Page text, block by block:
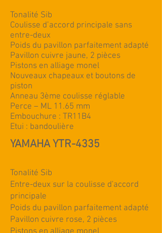
Tonalité Sib
Coulisse d’accord principale sans
entre-deux
Poids du pavillon parfaitement adapté
Pavillon cuivre jaune, 2 pièces
Pistons en alliage monel
Nouveaux chapeaux et boutons de
piston
Anneau 3ème coulisse réglable
Perce – ML 11.65 mm
Embouchure : TR11B4
Etui : bandoulière
YAMAHA YTR-4335
Tonalité Sib
Entre-deux sur la coulisse d'accord
principale
Poids du pavillon parfaitement adapté
Pavillon cuivre rose, 2 pièces